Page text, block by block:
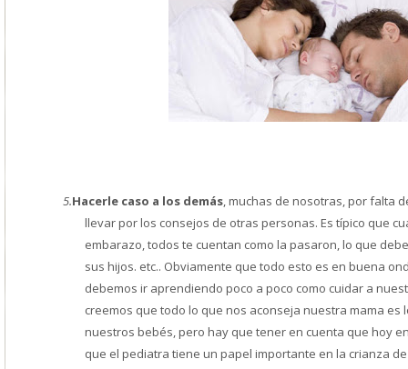
5.Hacerle caso a los demás, muchas de nosotras, por falta
llevar por los consejos de otras personas. Es típico que
embarazo, todos te cuentan como la pasaron, lo que
sus hijos. etc.. Obviamente que todo esto es en buena
debemos ir aprendiendo poco a poco como cuidar a
creemos que todo lo que nos aconseja nuestra mama es
nuestros bebés, pero hay que tener en cuenta que hoy
que el pediatra tiene un papel importante en la crianza